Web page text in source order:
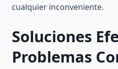
cualquier inconveniente.
Soluciones
Problemas